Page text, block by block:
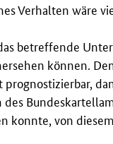
Verhalten wäre
betreffende
können.
konnte, von